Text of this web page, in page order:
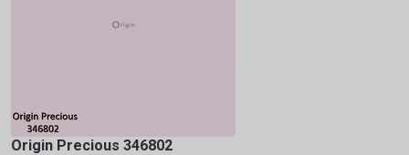
Origin Precious 346802